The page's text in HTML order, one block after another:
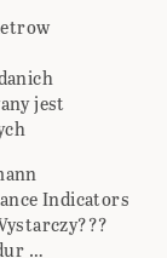
jest
Indicators
…